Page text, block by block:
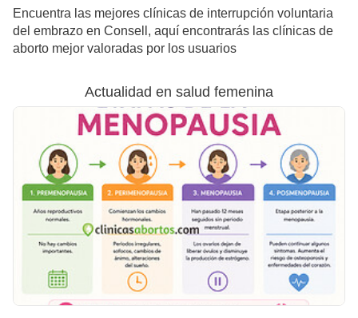
Encuentra las mejores clínicas de interrupción voluntaria
del embrazo en Consell, aquí encontrarás las clínicas de
aborto mejor valoradas por los usuarios
Actualidad en salud femenina